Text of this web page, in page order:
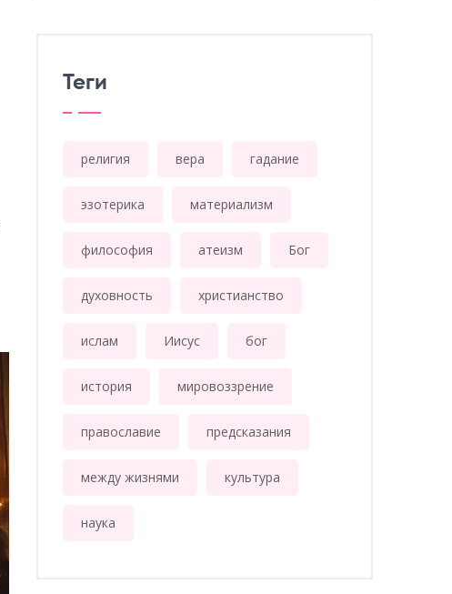
Теги
религия вера гадание
эзотерика материализм
философия атеизм Бог
духовность христианство
ислам Иисус бог
история мировоззрение
православие предсказания
между жизнями культура
наука